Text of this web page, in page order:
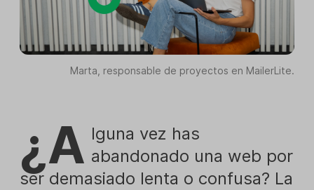
Marta, responsable de proyectos en MailerLite.
¿A lguna vez has
abandonado una web por
ser demasiado lenta o confusa? La